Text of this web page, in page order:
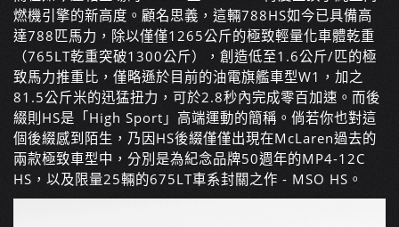
燃機引擎的新高度。顧名思義，這輛788HS如今已具備高
達788匹馬力，除以僅僅1265公斤的極致輕量化車體乾重
（765LT乾重突破1300公斤），創造低至1.6公斤/匹的極
致馬力推重比，僅略遜於目前的油電旗艦車型W1，加之
81.5公斤米的迅猛扭力，可於2.8秒內完成零百加速。而後
綴則HS是「High Sport」高端運動的簡稱。倘若你也對這
個後綴感到陌生，乃因HS後綴僅僅出現在McLaren過去的
兩款極致車型中，分別是為紀念品牌50週年的MP4-12C
HS，以及限量25輛的675LT車系封關之作 - MSO HS。